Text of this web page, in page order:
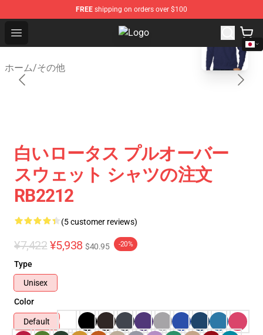
FREE shipping on orders over $100
Open menu Anime Sweatshirts Store - The
ホーム/その他
白いロータス プルオーバー
スウェット シャツの注文
RB2212
(5 customer reviews)
¥7,422 ¥5,938 $40.95 -20%
Type
Unisex
Color
Default